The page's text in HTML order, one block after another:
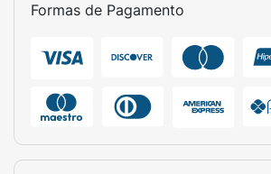
Formas de Pagamento